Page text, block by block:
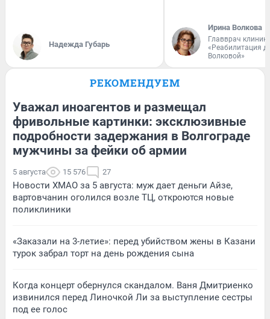
Надежда Губарь
Ирина Волкова
Главврач
«Реабилитация
Волковой»
РЕКОМЕНДУЕМ
Уважал иноагентов и размещал
фривольные картинки: эксклюзивные
подробности задержания в Волгограде
мужчины за фейки об армии
5 августа 15 576 27
Новости ХМАО за 5 августа: муж дает деньги Айзе,
вартовчанин оголился возле ТЦ, откроются новые
поликлиники
«Заказали на 3-летие»: перед убийством жены в Казани
турок забрал торт на день рождения сына
Когда концерт обернулся скандалом. Ваня Дмитриенко
извинился перед Линочкой Ли за выступление сестры
под ее голос